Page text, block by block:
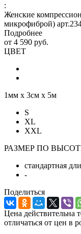
:
Женские
микрофиброй)
Подробнее
от 4 590 руб.
ЦВЕТ
1мм х 3см х 5м
S
XL
XXL
РАЗМЕР ПО
стандартная
-
Поделиться
Цена действительна
отличаться от цен в